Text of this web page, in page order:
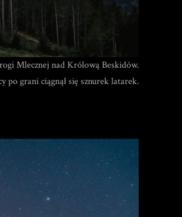
Mlecznej nad Królową Beskidów.
po grani ciągnął się sznurek latarek.